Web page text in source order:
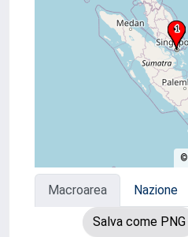
©
Macroarea Nazione
Salva come PNG